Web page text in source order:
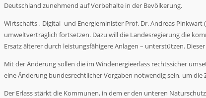
Deutschland zunehmend auf Vorbehalte in der Bevölkerung.
Wirtschafts-, Digital- und Energieminister Prof. Dr. Andreas
umweltverträglich fortsetzen. Dazu will die Landesregierung die
Ersatz älterer durch leistungsfähigere Anlagen – unterstützen.
Mit der Änderung sollen die im Windenergieerlass rechtssicher
eine Änderung bundesrechtlicher Vorgaben notwendig sein, um die
Der Erlass stärkt die Kommunen, in dem er den unteren